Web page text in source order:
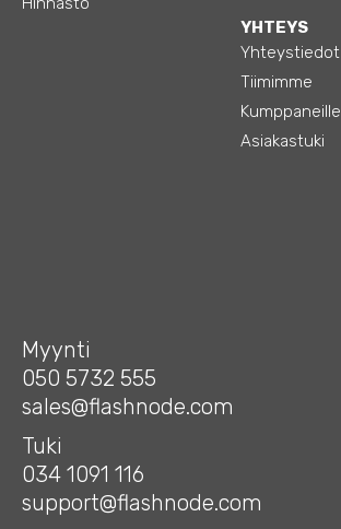
YHTEYS
Yhteystiedot
Tiimimme
Kumppaneille
Asiakastuki
Myynti
050 5732 555
sales@flashnode.com
Tuki
034 1091 116
support@flashnode.com